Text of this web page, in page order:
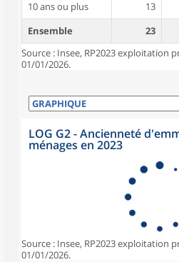
10 ans ou plus
13
Ensemble
23
Source : Insee, RP2023 exploitation
01/01/2026.
LOG G2 - Ancienneté
ménages en 2023
Source : Insee, RP2023 exploitation
01/01/2026.